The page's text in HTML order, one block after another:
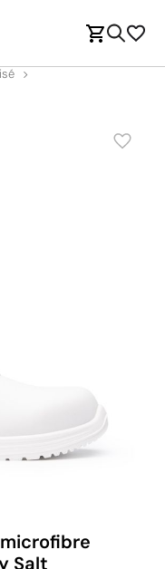
Salt